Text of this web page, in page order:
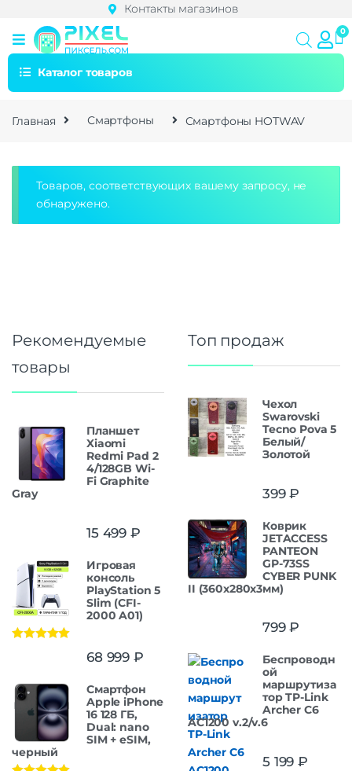
Контакты магазинов
Каталог товаров
Главная Смартфоны Смартфоны HOTWAV
Товаров, соответствующих вашему запросу, не
обнаружено.
Рекомендуемые
товары
Планшет
Xiaomi
Redmi Pad 2
4/128GB Wi-
Fi Graphite
Gray
15 499 ₽
Игровая
консоль
PlayStation 5
Slim (CFI-
2000 A01)
68 999 ₽
Смартфон
Apple iPhone
16 128 ГБ,
Dual: nano
SIM + eSIM,
черный
Топ продаж
Чехол
Swarovski
Tecno Pova 5
Белый/
Золотой
399₽
Коврик
JETACCESS
PANTEON
GP-73SS
CYBER PUNK
II (360x280x3мм)
799₽
Беспроводн
ой
маршрутиза
тор TP-Link
Archer C6
AC1200 v.2/v.6
5 199 ₽